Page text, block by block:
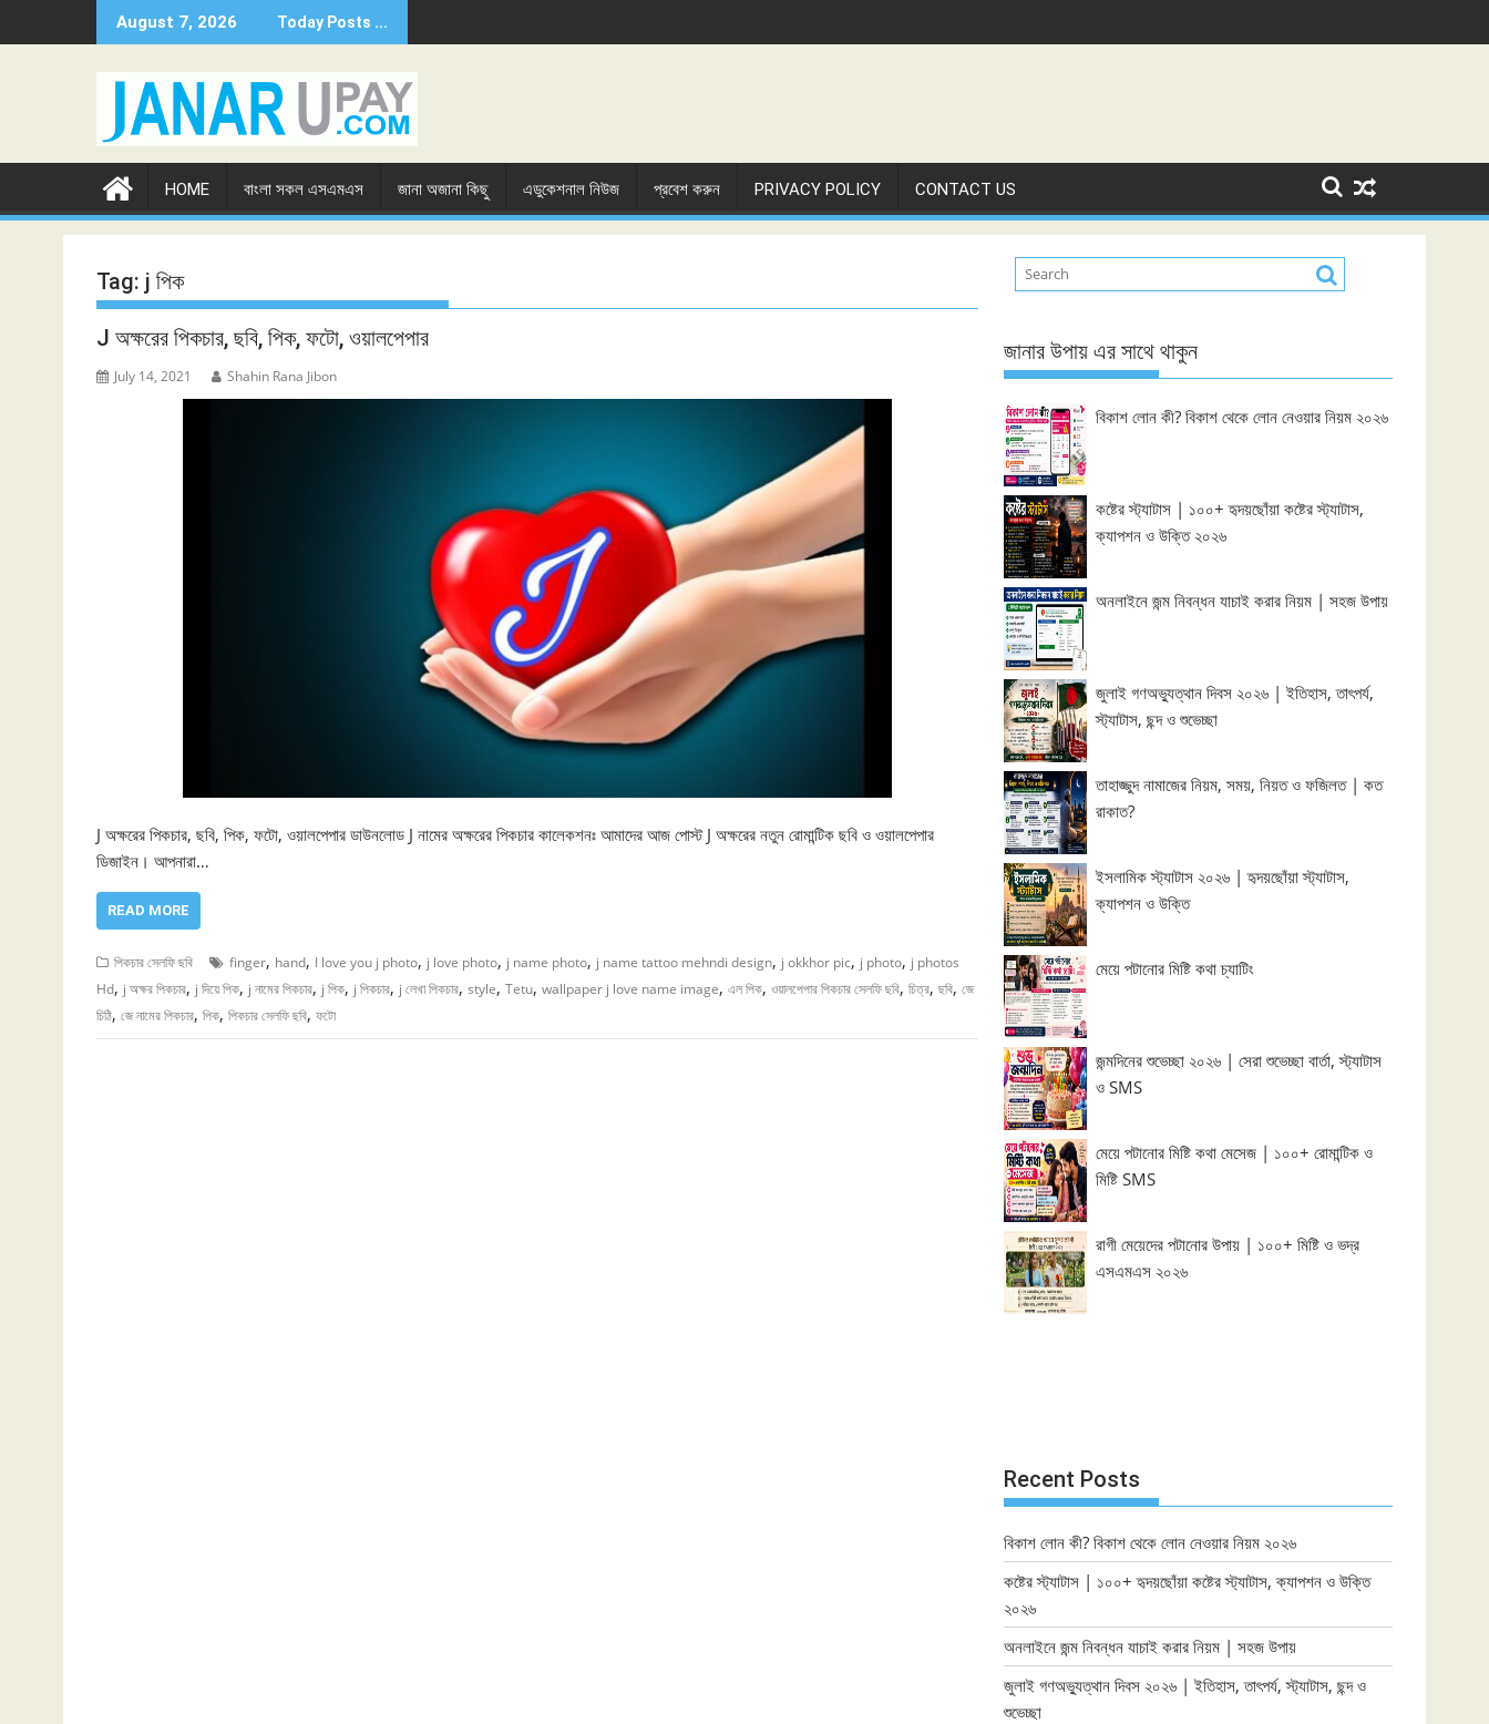
to
August 7, 2026 Today Posts ...
HOME বাংলা সকল এসএমএস জানা অজানা কিছু এডুকেশনাল নিউজ প্রবেশ করুন PRIVACY POLICY CONTACT US
Tag: j পিক
J অক্ষরের পিকচার, ছবি, পিক, ফটো, ওয়ালপেপার
July 14, 2021 Shahin Rana Jibon
J অক্ষরের পিকচার, ছবি, পিক, ফটো, ওয়ালপেপার ডাউনলোড J নামের অক্ষরের পিকচার কালেকশনঃ আমাদের আজ পোস্ট J অক্ষরের নতুন রোমান্টিক ছবি ও ওয়ালপেপার
ডিজাইন। আপনারা…
READ MORE
পিকচার সেলফি ছবি finger, hand, I love you j photo, j love photo, j name photo, j name tattoo mehndi design, j okkhor pic, j photo, j photos
Hd, j অক্ষর পিকচার, j দিয়ে পিক, j নামের পিকচার, j পিক, j পিকচার, j লেখা পিকচার, style, Tetu, wallpaper j love name image, এল পিক, ওয়ালপেপার পিকচার সেলফি ছবি, চিত্র, ছবি, জে
চিঠি, জে নামের পিকচার, পিক, পিকচার সেলফি ছবি, ফটো
জানার উপায় এর সাথে থাকুন
বিকাশ লোন কী? বিকাশ থেকে লোন নেওয়ার নিয়ম ২০২৬
কষ্টের স্ট্যাটাস | ১০০+ হৃদয়ছোঁয়া কষ্টের স্ট্যাটাস,
ক্যাপশন ও উক্তি ২০২৬
অনলাইনে জন্ম নিবন্ধন যাচাই করার নিয়ম | সহজ উপায়
জুলাই গণঅভ্যুত্থান দিবস ২০২৬ | ইতিহাস, তাৎপর্য,
স্ট্যাটাস, ছন্দ ও শুভেচ্ছা
তাহাজ্জুদ নামাজের নিয়ম, সময়, নিয়ত ও ফজিলত | কত
রাকাত?
ইসলামিক স্ট্যাটাস ২০২৬ | হৃদয়ছোঁয়া স্ট্যাটাস,
ক্যাপশন ও উক্তি
মেয়ে পটানোর মিষ্টি কথা চ্যাটিং
জন্মদিনের শুভেচ্ছা ২০২৬ | সেরা শুভেচ্ছা বার্তা, স্ট্যাটাস
ও SMS
মেয়ে পটানোর মিষ্টি কথা মেসেজ | ১০০+ রোমান্টিক ও
মিষ্টি SMS
রাগী মেয়েদের পটানোর উপায় | ১০০+ মিষ্টি ও ভদ্র
এসএমএস ২০২৬
Recent Posts
বিকাশ লোন কী? বিকাশ থেকে লোন নেওয়ার নিয়ম ২০২৬
কষ্টের স্ট্যাটাস | ১০০+ হৃদয়ছোঁয়া কষ্টের স্ট্যাটাস, ক্যাপশন ও উক্তি
২০২৬
অনলাইনে জন্ম নিবন্ধন যাচাই করার নিয়ম | সহজ উপায়
জুলাই গণঅভ্যুত্থান দিবস ২০২৬ | ইতিহাস, তাৎপর্য, স্ট্যাটাস, ছন্দ ও
শুভেচ্ছা